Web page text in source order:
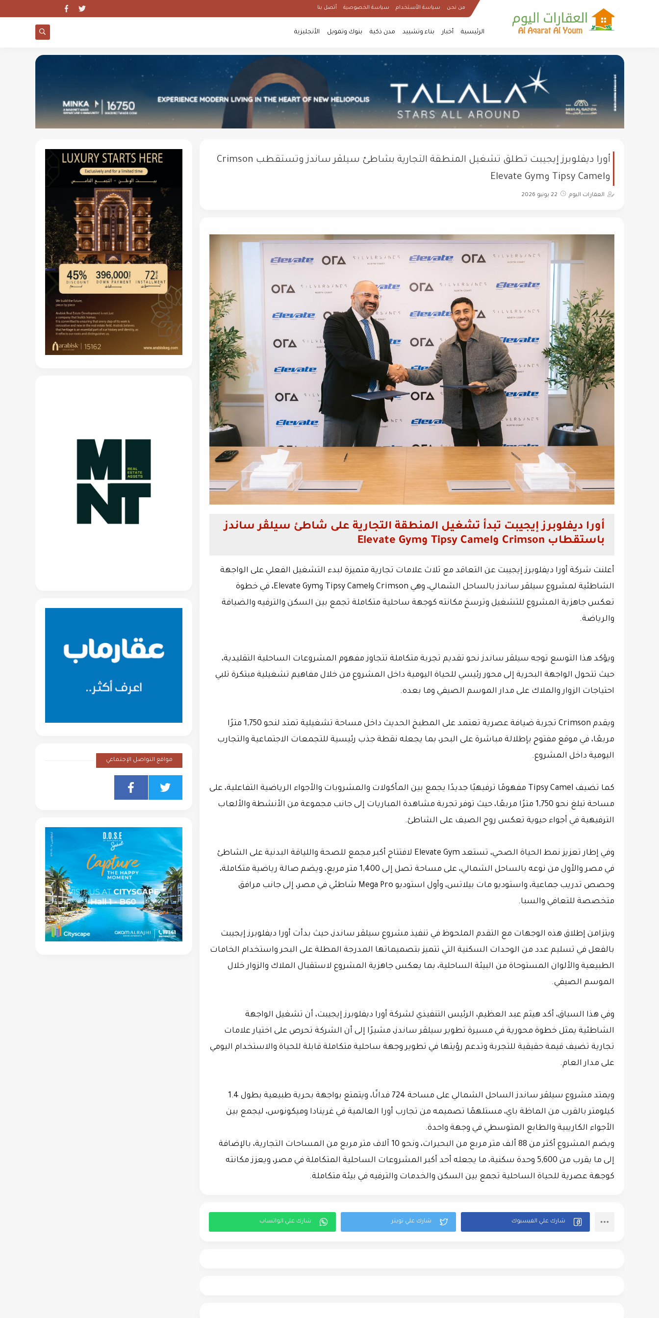
من نحن سياسة الأستخدام سياسة الخصوصية أتصل بنا
الرئيسية أخبار بناء وتشييد مدن ذكية بنوك وتمويل الأنجليزية
أورا ديفلوبرز إيجيبت تطلق تشغيل المنطقة التجارية بشاطئ سيلڤر ساندز وتستقطب Crimson
وTipsy Camel وElevate Gym
العقارات اليوم 22 يونيو 2026
أورا ديفلوبرز إيجيبت تبدأ تشغيل المنطقة التجارية على شاطئ سيلڤر ساندز
باستقطاب Crimson وTipsy Camel وElevate Gym
أعلنت شركة أورا ديفلوبرز إيجيبت عن التعاقد مع ثلاث علامات تجارية متميزة لبدء التشغيل الفعلي على الواجهة
الشاطئية لمشروع سيلڤر ساندز بالساحل الشمالي، وهي Crimson وTipsy Camel وElevate Gym، في خطوة
تعكس جاهزية المشروع للتشغيل وترسخ مكانته كوجهة ساحلية متكاملة تجمع بين السكن والترفيه والضيافة
والرياضة.
ويؤكد هذا التوسع توجه سيلڤر ساندز نحو تقديم تجربة متكاملة تتجاوز مفهوم المشروعات الساحلية التقليدية،
حيث تتحول الواجهة البحرية إلى محور رئيسي للحياة اليومية داخل المشروع من خلال مفاهيم تشغيلية مبتكرة تلبي
احتياجات الزوار والملاك على مدار الموسم الصيفي وما بعده.
ويقدم Crimson تجربة ضيافة عصرية تعتمد على المطبخ الحديث داخل مساحة تشغيلية تمتد لنحو 1,750 مترًا
مربعًا، في موقع مفتوح بإطلالة مباشرة على البحر، بما يجعله نقطة جذب رئيسية للتجمعات الاجتماعية والتجارب
اليومية داخل المشروع.
كما تضيف Tipsy Camel مفهومًا ترفيهيًا جديدًا يجمع بين المأكولات والمشروبات والأجواء الرياضية التفاعلية، على
مساحة تبلغ نحو 1,750 مترًا مربعًا، حيث توفر تجربة مشاهدة المباريات إلى جانب مجموعة من الأنشطة والألعاب
الترفيهية في أجواء حيوية تعكس روح الصيف على الشاطئ.
وفي إطار تعزيز نمط الحياة الصحي، تستعد Elevate Gym لافتتاح أكبر مجمع للصحة واللياقة البدنية على الشاطئ
في مصر والأول من نوعه بالساحل الشمالي، على مساحة تصل إلى 1,400 متر مربع، ويضم صالة رياضية متكاملة،
وحصص تدريب جماعية، واستوديو مات بيلاتس، وأول استوديو Mega Pro شاطئي في مصر، إلى جانب مرافق
متخصصة للتعافي والسبا.
ويتزامن إطلاق هذه الوجهات مع التقدم الملحوظ في تنفيذ مشروع سيلڤر ساندز، حيث بدأت أورا ديفلوبرز إيجيبت
بالفعل في تسليم عدد من الوحدات السكنية التي تتميز بتصميماتها المدرجة المطلة على البحر واستخدام الخامات
الطبيعية والألوان المستوحاة من البيئة الساحلية، بما يعكس جاهزية المشروع لاستقبال الملاك والزوار خلال
الموسم الصيفي.
وفي هذا السياق، أكد هيثم عبد العظيم، الرئيس التنفيذي لشركة أورا ديفلوبرز إيجيبت، أن تشغيل الواجهة
الشاطئية يمثل خطوة محورية في مسيرة تطوير سيلڤر ساندز، مشيرًا إلى أن الشركة تحرص على اختيار علامات
تجارية تضيف قيمة حقيقية للتجربة وتدعم رؤيتها في تطوير وجهة ساحلية متكاملة قابلة للحياة والاستخدام اليومي
على مدار العام.
ويمتد مشروع سيلڤر ساندز الساحل الشمالي على مساحة 724 فدانًا، ويتمتع بواجهة بحرية طبيعية بطول 1.4
كيلومتر بالقرب من الماظة باي، مستلهمًا تصميمه من تجارب أورا العالمية في غرينادا وميكونوس، ليجمع بين
الأجواء الكاريبية والطابع المتوسطي في وجهة واحدة.
ويضم المشروع أكثر من 88 ألف متر مربع من البحيرات، ونحو 10 آلاف متر مربع من المساحات التجارية، بالإضافة
إلى ما يقرب من 5,600 وحدة سكنية، ما يجعله أحد أكبر المشروعات الساحلية المتكاملة في مصر، ويعزز مكانته
كوجهة عصرية للحياة الساحلية تجمع بين السكن والخدمات والترفيه في بيئة متكاملة.
مواقع التواصل الإجتماعي